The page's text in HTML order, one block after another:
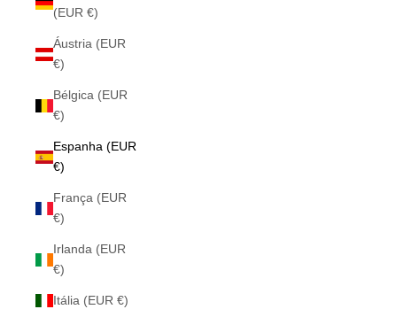
(EUR €)
Áustria (EUR
€)
Bélgica (EUR
€)
Espanha (EUR
€)
França (EUR
€)
Irlanda (EUR
€)
Itália (EUR €)